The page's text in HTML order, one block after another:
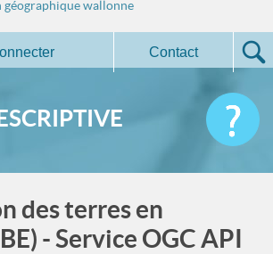
wallonne
Contact
des terres en
- Service OGC API